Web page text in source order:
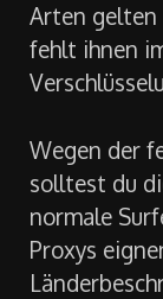
Arten gelten
fehlt ihnen
Wegen der
solltest du
normale
Proxys